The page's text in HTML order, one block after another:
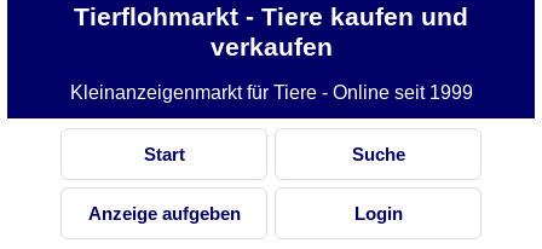
Tierflohmarkt - Tiere kaufen und
verkaufen
Kleinanzeigenmarkt für Tiere - Online seit 1999
Start Suche
Anzeige aufgeben Login